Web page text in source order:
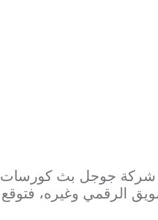
شركة جوجل بث كورسات
الرقمي وغيره، فتوقع